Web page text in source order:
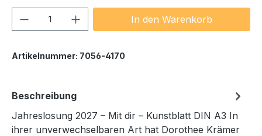
Produkt Anzahl: Gib denIn den Warenkorb
Artikelnummer: 7056-4170
Beschreibung
Jahreslosung 2027 – Mit dir – Kunstblatt DIN A3 In
ihrer unverwechselbaren Art hat Dorothee Krämer